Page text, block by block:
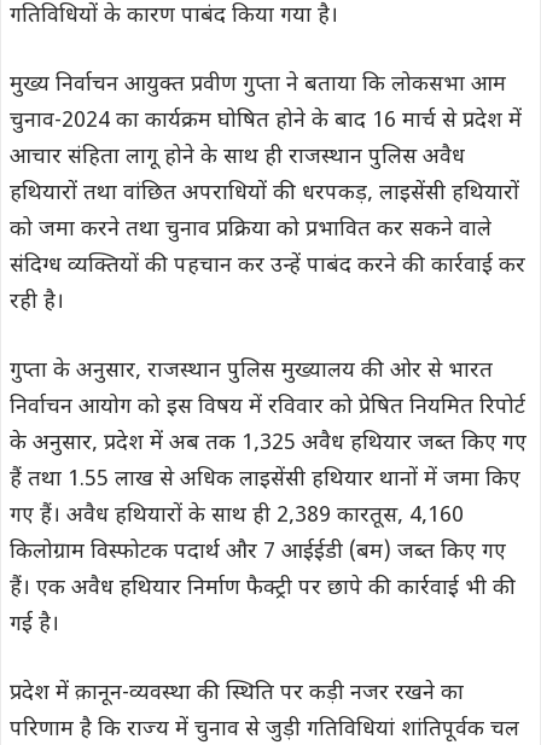
गतिविधियों के कारण पाबंद किया गया है।
मुख्य निर्वाचन आयुक्त प्रवीण गुप्ता ने बताया कि लोकसभा आम
चुनाव-2024 का कार्यक्रम घोषित होने के बाद 16 मार्च से प्रदेश में
आचार संहिता लागू होने के साथ ही राजस्थान पुलिस अवैध
हथियारों तथा वांछित अपराधियों की धरपकड़, लाइसेंसी हथियारों
को जमा करने तथा चुनाव प्रक्रिया को प्रभावित कर सकने वाले
संदिग्ध व्यक्तियों की पहचान कर उन्हें पाबंद करने की कार्रवाई कर
रही है।
गुप्ता के अनुसार, राजस्थान पुलिस मुख्यालय की ओर से भारत
निर्वाचन आयोग को इस विषय में रविवार को प्रेषित नियमित रिपोर्ट
के अनुसार, प्रदेश में अब तक 1,325 अवैध हथियार जब्त किए गए
हैं तथा 1.55 लाख से अधिक लाइसेंसी हथियार थानों में जमा किए
गए हैं। अवैध हथियारों के साथ ही 2,389 कारतूस, 4,160
किलोग्राम विस्फोटक पदार्थ और 7 आईईडी (बम) जब्त किए गए
हैं। एक अवैध हथियार निर्माण फैक्ट्री पर छापे की कार्रवाई भी की
गई है।
प्रदेश में क़ानून-व्यवस्था की स्थिति पर कड़ी नजर रखने का
परिणाम है कि राज्य में चुनाव से जुड़ी गतिविधियां शांतिपूर्वक चल